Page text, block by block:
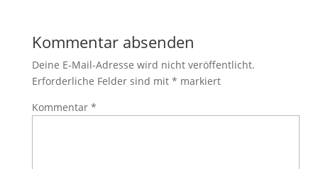
Kommentar absenden
Deine E-Mail-Adresse wird nicht veröffentlicht.
Erforderliche Felder sind mit * markiert
Kommentar *